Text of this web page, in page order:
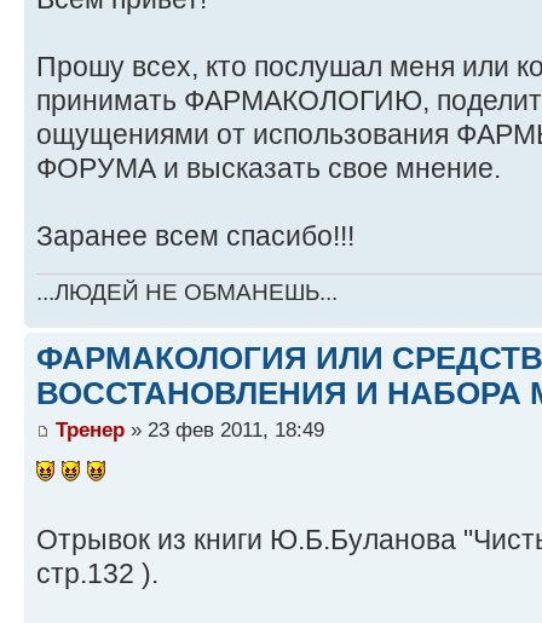
Прошу всех, кто послушал меня или
принимать ФАРМАКОЛОГИЮ,
ощущениями от использования
ФОРУМА и высказать свое мнение.
Заранее всем спасибо!!!
...ЛЮДЕЙ НЕ ОБМАНЕШЬ...
ФАРМАКОЛОГИЯ ИЛИ
ВОССТАНОВЛЕНИЯ И НАБОРА
Тренер » 23 фев 2011, 18:49
Отрывок из книги Ю.Б.Буланова
стр.132 ).